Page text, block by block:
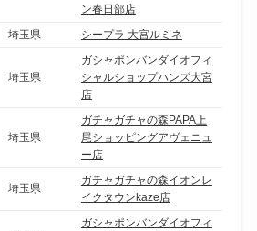
ン春日部店
埼玉県 シープラ 大宮ルミネ
埼玉県
ガシャポンバンダイオフィ
シャルショップハンズ大宮
店
埼玉県
ガチャガチャの森PAPA上
尾ショッピングアヴェニュ
ー店
埼玉県
ガチャガチャの森イオンレ
イクタウンkaze店
ガシャポンバンダイオフィ